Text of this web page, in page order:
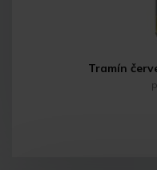
Tramín